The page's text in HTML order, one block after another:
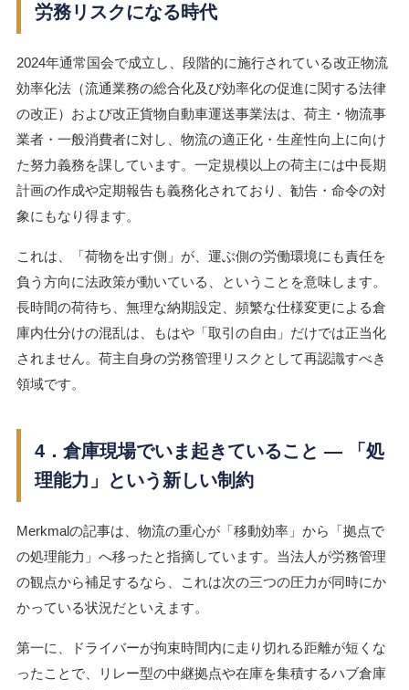
労務リスクになる時代
2024年通常国会で成立し、段階的に施行されている改正物流
効率化法（流通業務の総合化及び効率化の促進に関する法律
の改正）および改正貨物自動車運送事業法は、荷主・物流事
業者・一般消費者に対し、物流の適正化・生産性向上に向け
た努力義務を課しています。一定規模以上の荷主には中長期
計画の作成や定期報告も義務化されており、勧告・命令の対
象にもなり得ます。
これは、「荷物を出す側」が、運ぶ側の労働環境にも責任を
負う方向に法政策が動いている、ということを意味します。
長時間の荷待ち、無理な納期設定、頻繁な仕様変更による倉
庫内仕分けの混乱は、もはや「取引の自由」だけでは正当化
されません。荷主自身の労務管理リスクとして再認識すべき
領域です。
4．倉庫現場でいま起きていること ― 「処
理能力」という新しい制約
Merkmalの記事は、物流の重心が「移動効率」から「拠点で
の処理能力」へ移ったと指摘しています。当法人が労務管理
の観点から補足するなら、これは次の三つの圧力が同時にか
かっている状況だといえます。
第一に、ドライバーが拘束時間内に走り切れる距離が短くな
ったことで、リレー型の中継拠点や在庫を集積するハブ倉庫